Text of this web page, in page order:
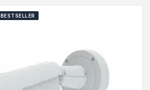
BESTSELLER